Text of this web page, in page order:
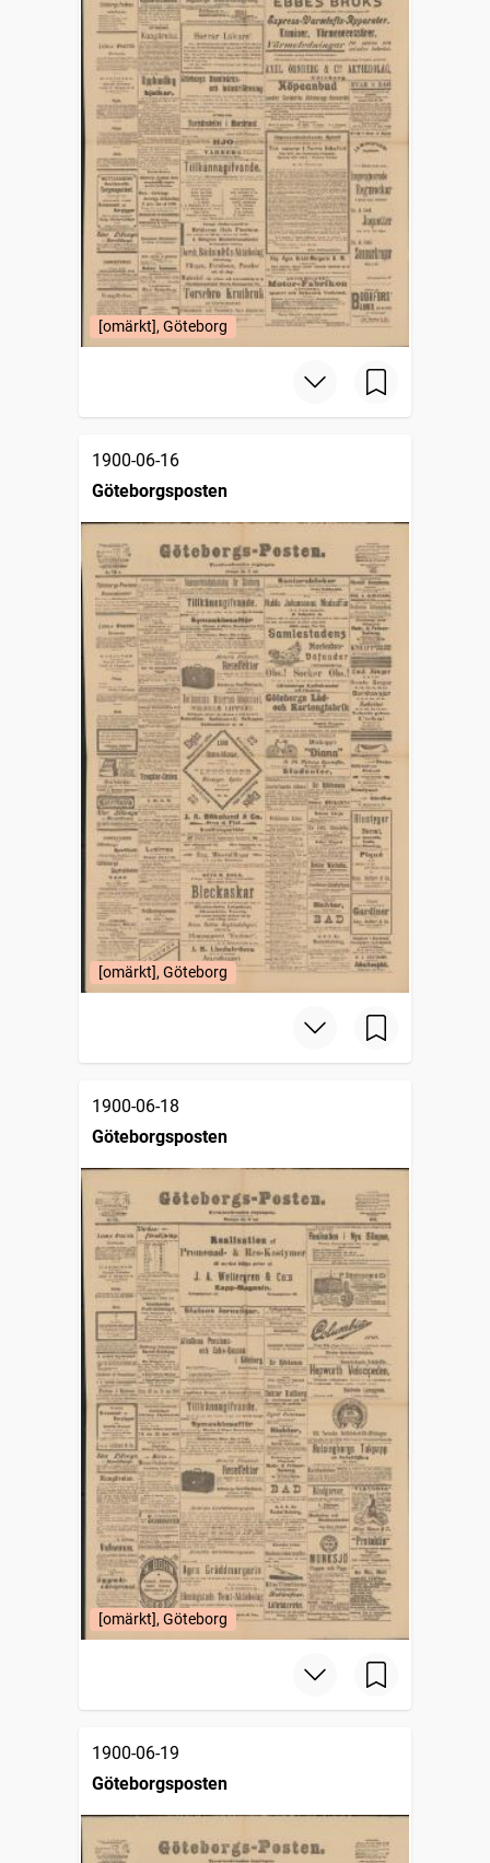
[omärkt], Göteborg
1900-06-16
Göteborgsposten
[omärkt], Göteborg
1900-06-18
Göteborgsposten
[omärkt], Göteborg
1900-06-19
Göteborgsposten